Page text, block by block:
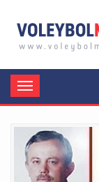
Toggle
navigation